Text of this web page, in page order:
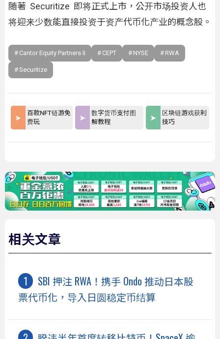
随著 Securitize 即将正式上市，公开市场投资人也
将迎来少数能直接投资于资产代币化产业的概念股。
Cantor Equity Partners II CEPT NYSE RWA
Securitize
百款NFT链游免
费玩
数字货币支付图
解教程
区块链游戏获利
技巧
相关文章
SBI 押注 RWA！携手 Ondo 推动日本股
票代币化，导入日圆稳定币结算